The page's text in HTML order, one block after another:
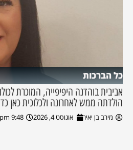
כל הברכות
אביבית בוהדנה היפיפייה, המוכרת
הולדתה ממש לאחרונה ולכלוכית כאן
מירב בן יאיר אוגוסט 4, 2026 9:48 pm